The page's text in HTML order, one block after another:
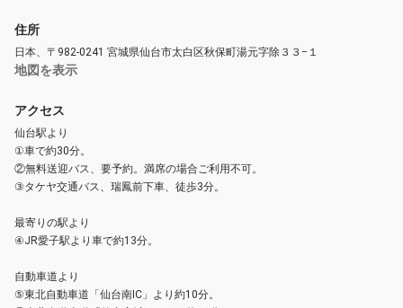
住所
日本、〒982-0241 宮城県仙台市太白区秋保町湯元字除３３−１
地図を表示
アクセス
仙台駅より
①車で約30分。
②無料送迎バス、要予約。満席の場合ご利用不可。
③タケヤ交通バス、瑞鳳前下車、徒歩3分。
最寄りの駅より
④JR愛子駅より車で約13分。
自動車道より
⑤東北自動車道「仙台南IC」より約10分。